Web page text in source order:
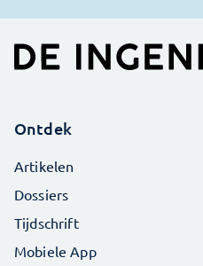
Ontdek
Artikelen
Dossiers
Tijdschrift
Mobiele App